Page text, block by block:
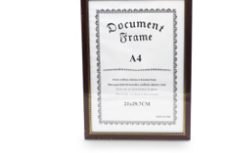
Összehasonlítás
Gyors nézet